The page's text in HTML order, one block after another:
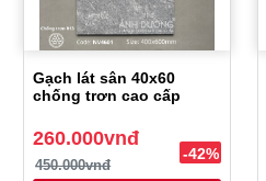
Gạch lát sân 40x60
chống trơn cao cấp
260.000vnđ
450.000vnđ
-42%